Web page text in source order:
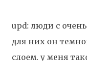
upd: люди с
для них он
слоем. у меня